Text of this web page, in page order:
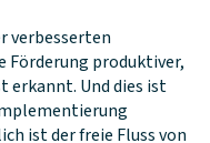
verbesserten
Förderung produktiver,
erkannt. Und dies ist
ist der freie Fluss von